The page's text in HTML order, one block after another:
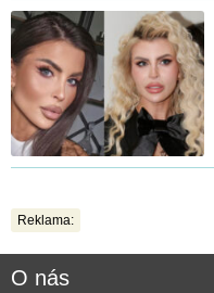
Reklama:
O nás